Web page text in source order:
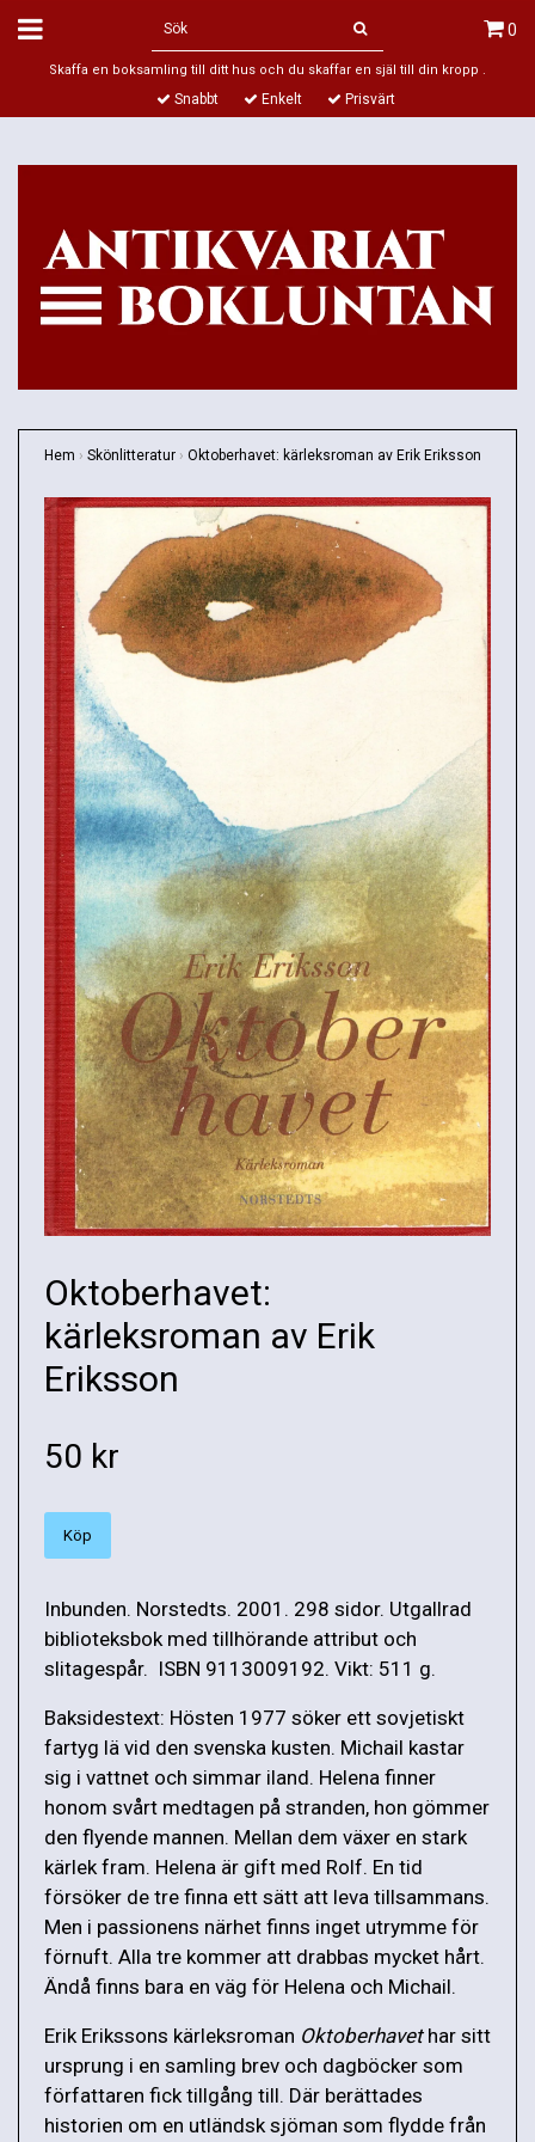
0
Skaffa en boksamling till ditt hus och du skaffar en själ till din kropp .
Snabbt Enkelt Prisvärt
Hem › Skönlitteratur › Oktoberhavet: kärleksroman av Erik Eriksson
Oktoberhavet:
kärleksroman av Erik
Eriksson
50 kr
Köp
Inbunden. Norstedts. 2001. 298 sidor. Utgallrad
biblioteksbok med tillhörande attribut och
slitagespår. ISBN 9113009192. Vikt: 511 g.
Baksidestext: Hösten 1977 söker ett sovjetiskt
fartyg lä vid den svenska kusten. Michail kastar
sig i vattnet och simmar iland. Helena finner
honom svårt medtagen på stranden, hon gömmer
den flyende mannen. Mellan dem växer en stark
kärlek fram. Helena är gift med Rolf. En tid
försöker de tre finna ett sätt att leva tillsammans.
Men i passionens närhet finns inget utrymme för
förnuft. Alla tre kommer att drabbas mycket hårt.
Ändå finns bara en väg för Helena och Michail.
Erik Erikssons kärleksroman Oktoberhavethar sitt
ursprung i en samling brev och dagböcker som
författaren fick tillgång till. Där berättades
historien om en utländsk sjöman som flydde från